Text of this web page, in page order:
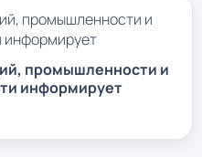
промышленности и
информирует